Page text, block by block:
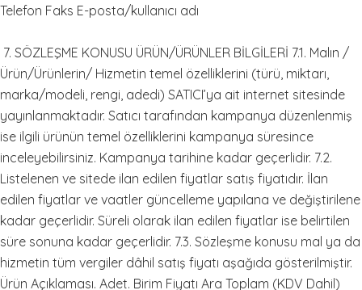
Telefon Faks E-posta/kullanıcı adı
7. SÖZLEŞME KONUSU ÜRÜN/ÜRÜNLER BİLGİLERİ 7.1. Malın /
Ürün/Ürünlerin/ Hizmetin temel özelliklerini (türü, miktarı,
marka/modeli, rengi, adedi) SATICI’ya ait internet sitesinde
yayınlanmaktadır. Satıcı tarafından kampanya düzenlenmiş
ise ilgili ürünün temel özelliklerini kampanya süresince
inceleyebilirsiniz. Kampanya tarihine kadar geçerlidir. 7.2.
Listelenen ve sitede ilan edilen fiyatlar satış fiyatıdır. İlan
edilen fiyatlar ve vaatler güncelleme yapılana ve değiştirilene
kadar geçerlidir. Süreli olarak ilan edilen fiyatlar ise belirtilen
süre sonuna kadar geçerlidir. 7.3. Sözleşme konusu mal ya da
hizmetin tüm vergiler dâhil satış fiyatı aşağıda gösterilmiştir.
Ürün Açıklaması. Adet. Birim Fiyatı Ara Toplam (KDV Dahil)